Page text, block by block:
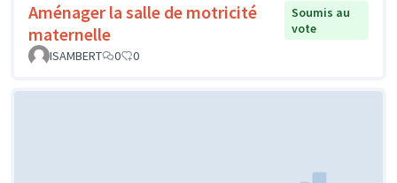
Aménager la salle de motricité
maternelle
Soumis au
vote
ISAMBERT
0 0